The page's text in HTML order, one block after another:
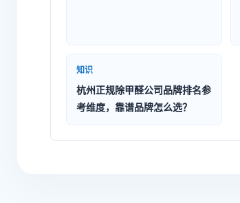
知识
杭州正规除甲醛公司品牌排名参
考维度，靠谱品牌怎么选？